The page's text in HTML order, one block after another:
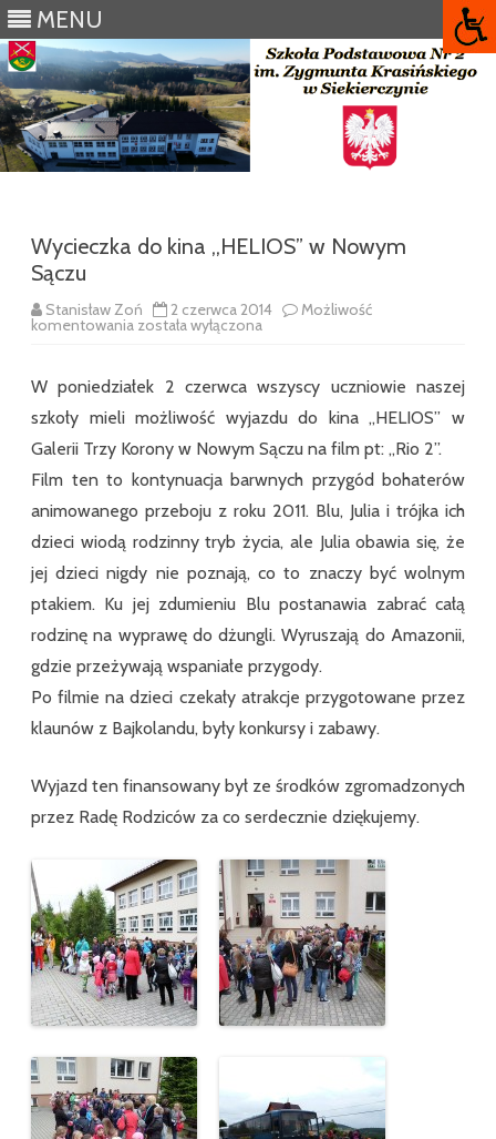
MENU
Wycieczka do kina ,,HELIOS” w Nowym
Sączu
Stanisław Zoń 2 czerwca 2014 Możliwość
komentowania Wycieczka
w
Sączu
została wyłączona
W poniedziałek 2 czerwca wszyscy uczniowie naszej
szkoły mieli możliwość wyjazdu do kina ,,HELIOS” w
Galerii Trzy Korony w Nowym Sączu na film pt: ,,Rio 2”.
Film ten to kontynuacja barwnych przygód bohaterów
animowanego przeboju z roku 2011. Blu, Julia i trójka ich
dzieci wiodą rodzinny tryb życia, ale Julia obawia się, że
jej dzieci nigdy nie poznają, co to znaczy być wolnym
ptakiem. Ku jej zdumieniu Blu postanawia zabrać całą
rodzinę na wyprawę do dżungli. Wyruszają do Amazonii,
gdzie przeżywają wspaniałe przygody.
Po filmie na dzieci czekały atrakcje przygotowane przez
klaunów z Bajkolandu, były konkursy i zabawy.
Wyjazd ten finansowany był ze środków zgromadzonych
przez Radę Rodziców za co serdecznie dziękujemy.